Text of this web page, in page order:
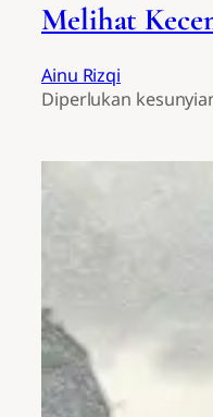
Melihat
Ainu Rizqi
Diperlukan